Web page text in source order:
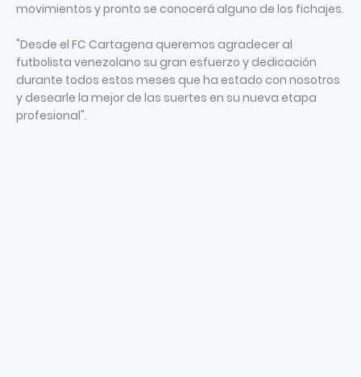
movimientos y pronto se conocerá alguno de los fichajes.
"Desde el FC Cartagena queremos agradecer al
futbolista venezolano su gran esfuerzo y dedicación
durante todos estos meses que ha estado con nosotros
y desearle la mejor de las suertes en su nueva etapa
profesional".